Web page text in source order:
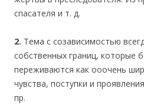
спасателя и т. д.
2. Тема с созависимостью
собственных границ, которые
переживаются как ооочень
чувства, поступки и
пр.